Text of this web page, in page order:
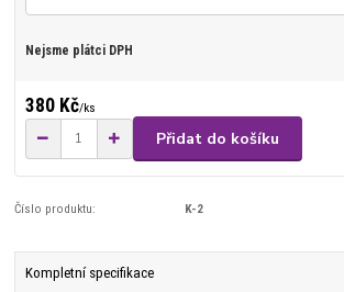
Nejsme plátci DPH
380 Kč/ks
Přidat do košíku
Číslo produktu: K-2
Kompletní specifikace